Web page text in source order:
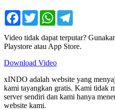
Facebook
TwitterWhatsApp
Video tidak dapat terputar?
Playstore atau App Store.
Download Video
xINDO adalah website yang
kami tayangkan gratis. Kami tidak
server sendiri dan kami hanya
website kami.